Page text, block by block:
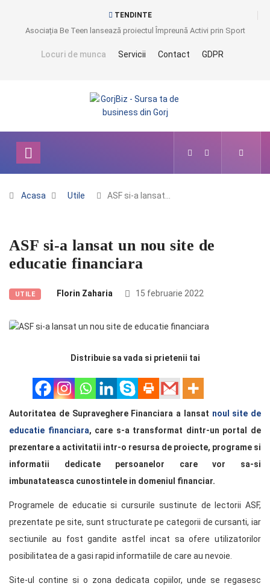
TENDINTE
Asociația Be Teen lansează proiectul Împreună Activi prin Sport
Locuri de munca Servicii Contact GDPR
Acasa Utile ASF si-a lansat…
ASF si-a lansat un nou site de
educatie financiara
UTILE Florin Zaharia 15 februarie 2022
Distribuie sa vada si prietenii tai
Autoritatea de Supraveghere Financiara a lansat noul site de
educatie financiara, care s-a transformat dintr-un portal de
prezentare a activitatii intr-o resursa de proiecte, programe si
informatii dedicate persoanelor care vor sa-si
imbunatateasca cunostintele in domeniul financiar.
Programele de educatie si cursurile sustinute de lectorii ASF,
prezentate pe site, sunt structurate pe categorii de cursanti, iar
sectiunile au fost gandite astfel incat sa ofere utilizatorilor
posibilitatea de a gasi rapid informatiile de care au nevoie.
Site-ul contine si o zona dedicata copiilor, unde se regasesc